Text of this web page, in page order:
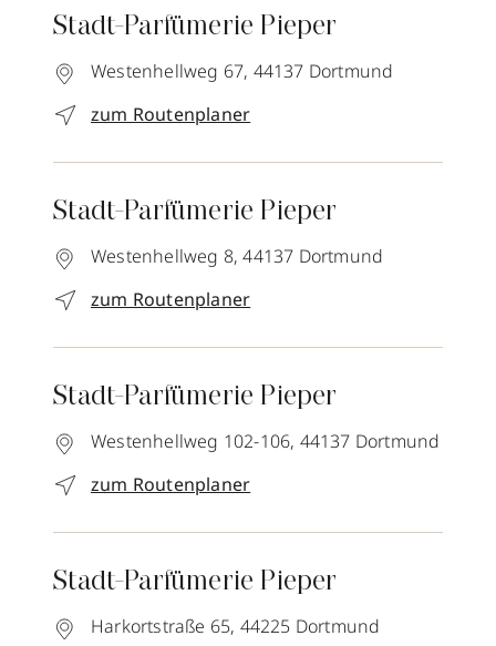
Stadt-Parfümerie Pieper
Westenhellweg 67, 44137 Dortmund
zum Routenplaner
Stadt-Parfümerie Pieper
Westenhellweg 8, 44137 Dortmund
zum Routenplaner
Stadt-Parfümerie Pieper
Westenhellweg 102-106, 44137 Dortmund
zum Routenplaner
Stadt-Parfümerie Pieper
Harkortstraße 65, 44225 Dortmund